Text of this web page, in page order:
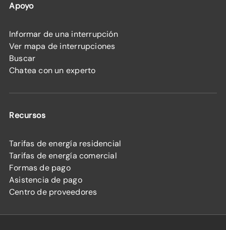
Apoyo
Informar de una interrupción
Ver mapa de interrupciones
Buscar
Chatea con un experto
Recursos
Tarifas de energía residencial
Tarifas de energía comercial
Formas de pago
Asistencia de pago
Centro de proveedores